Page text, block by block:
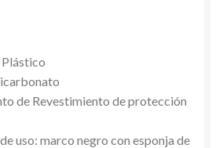
de Revestimiento de protección
uso: marco negro con esponja de